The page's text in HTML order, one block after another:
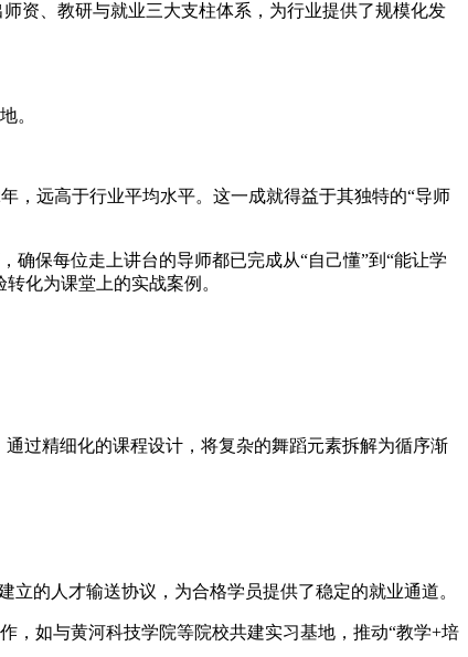
资、教研与就业三大支柱体系，为行业提供了规模化发
。
，远高于行业平均水平。这一成就得益于其独特的“导师
保每位走上讲台的导师都已完成从“自己懂”到“能让学
化为课堂上的实战案例。
过精细化的课程设计，将复杂的舞蹈元素拆解为循序渐
的人才输送协议，为合格学员提供了稳定的就业通道。
，如与黄河科技学院等院校共建实习基地，推动“教学+培